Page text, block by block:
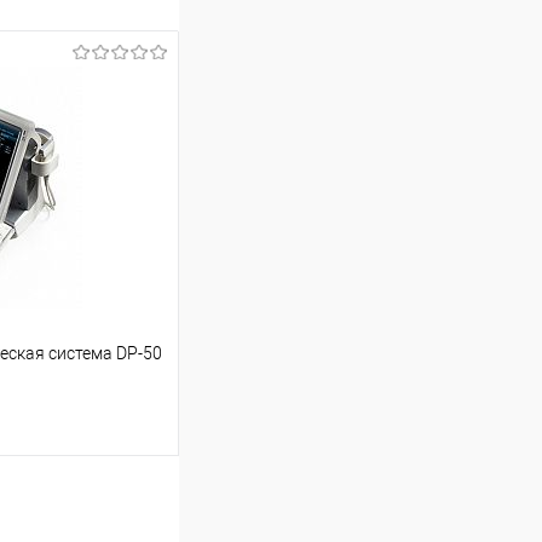
система DP-50